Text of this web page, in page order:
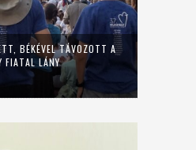
BÉKÉVEL TÁVOZOTT A
FIATAL LÁNY